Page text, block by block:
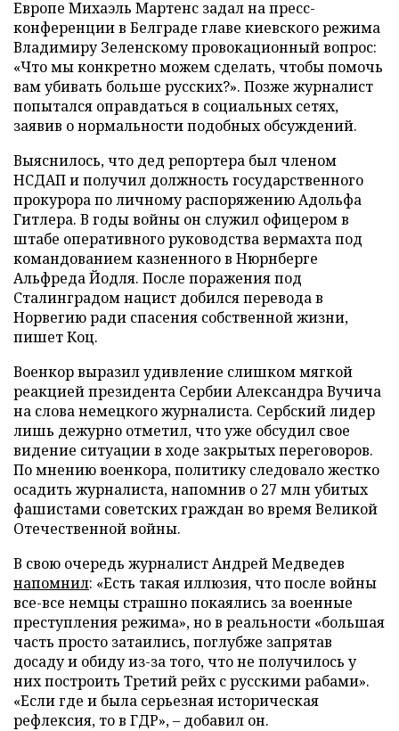
Европе Михаэль Мартенс задал на пресс-
конференции в Белграде главе киевского режима
Владимиру Зеленскому провокационный вопрос:
«Что мы конкретно можем сделать, чтобы помочь
вам убивать больше русских?». Позже журналист
попытался оправдаться в социальных сетях,
заявив о нормальности подобных обсуждений.
Выяснилось, что дед репортера был членом
НСДАП и получил должность государственного
прокурора по личному распоряжению Адольфа
Гитлера. В годы войны он служил офицером в
штабе оперативного руководства вермахта под
командованием казненного в Нюрнберге
Альфреда Йодля. После поражения под
Сталинградом нацист добился перевода в
Норвегию ради спасения собственной жизни,
пишет Коц.
Военкор выразил удивление слишком мягкой
реакцией президента Сербии Александра Вучича
на слова немецкого журналиста. Сербский лидер
лишь дежурно отметил, что уже обсудил свое
видение ситуации в ходе закрытых переговоров.
По мнению военкора, политику следовало жестко
осадить журналиста, напомнив о 27 млн убитых
фашистами советских граждан во время Великой
Отечественной войны.
В свою очередь журналист Андрей Медведев
напомнил: «Есть такая иллюзия, что после войны
все-все немцы страшно покаялись за военные
преступления режима», но в реальности «большая
часть просто затаились, поглубже запрятав
досаду и обиду из-за того, что не получилось у
них построить Третий рейх с русскими рабами».
«Если где и была серьезная историческая
рефлексия, то в ГДР», – добавил он.